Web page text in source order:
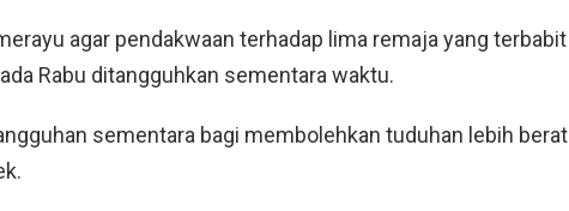
agar pendakwaan terhadap lima remaja yang terbabit
Rabu ditangguhkan sementara waktu.
sementara bagi membolehkan tuduhan lebih berat